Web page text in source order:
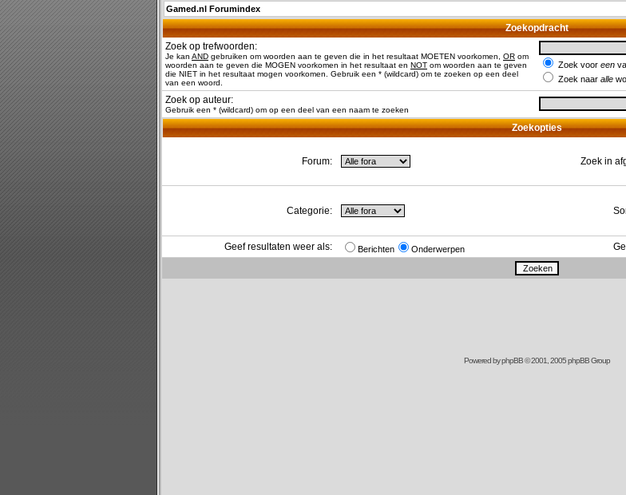
Gamed.nl Forumindex
Zoekopdracht
Zoek op trefwoorden:
Je kan AND gebruiken om woorden aan te geven die in het resultaat MOETEN voorkomen, OR om
woorden aan te geven die MOGEN voorkomen in het resultaat en NOT om woorden aan te geven
die NIET in het resultaat mogen voorkomen. Gebruik een * (wildcard) om te zoeken op een deel
van een woord.
Zoek voor een
Zoek naar alle
Zoek op auteur:
Gebruik een * (wildcard) om op een deel van een naam te zoeken
Zoekopties
Forum: Zoek in
Categorie:
Geef resultaten weer als: Berichten Onderwerpen
Powered byphpBB© 2001, 2005 phpBB Group